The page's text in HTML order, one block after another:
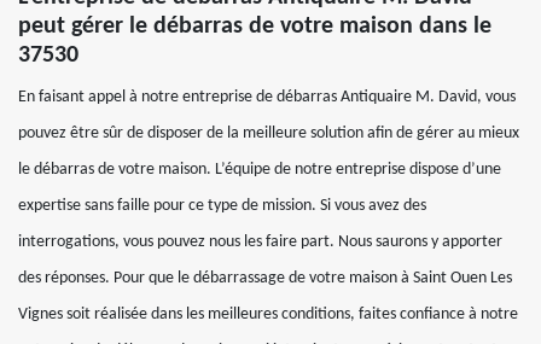
peut gérer le débarras de votre maison dans le
37530
En faisant appel à notre entreprise de débarras Antiquaire M. David, vous
pouvez être sûr de disposer de la meilleure solution afin de gérer au mieux
le débarras de votre maison. L’équipe de notre entreprise dispose d’une
expertise sans faille pour ce type de mission. Si vous avez des
interrogations, vous pouvez nous les faire part. Nous saurons y apporter
des réponses. Pour que le débarrassage de votre maison à Saint Ouen Les
Vignes soit réalisée dans les meilleures conditions, faites confiance à notre